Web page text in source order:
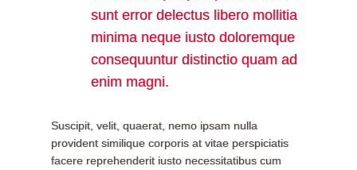
sunt error delectus libero mollitia
minima neque iusto doloremque
consequuntur distinctio quam ad
enim magni.
Suscipit, velit, quaerat, nemo ipsam nulla
provident similique corporis at vitae perspiciatis
facere reprehenderit iusto necessitatibus cum